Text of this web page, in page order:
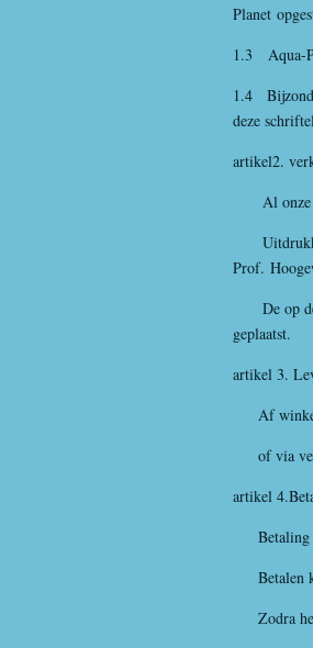
Planet
1.3
Aqua-
1.4
deze
artikel2.
Al onze
Prof.
De op de
geplaatst.
artikel 3.
Af
of via
artikel
Betaling
Betalen
Zodra het